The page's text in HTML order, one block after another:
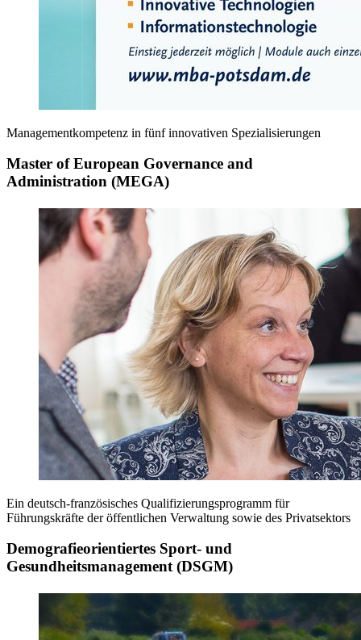
Managementkompetenz in fünf innovativen Spezialisierungen
Master of European Governance and
Administration (MEGA)
Ein deutsch-französisches Qualifizierungsprogramm für
Führungskräfte der öffentlichen Verwaltung sowie des Privatsektors
Demografieorientiertes Sport- und
Gesundheitsmanagement (DSGM)